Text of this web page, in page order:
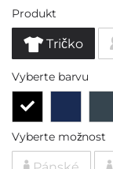
Produkt
Tričko
Vyberte barvu
Vyberte možnost